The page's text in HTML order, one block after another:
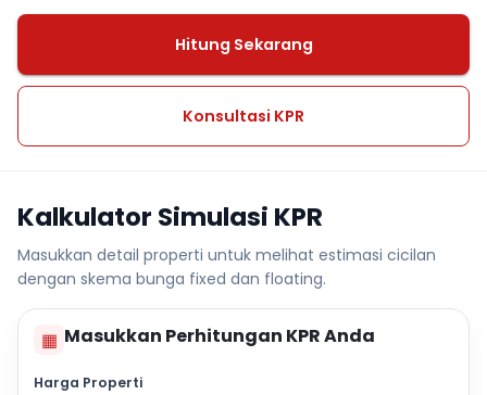
Hitung Sekarang
Konsultasi KPR
Kalkulator Simulasi KPR
Masukkan detail properti untuk melihat estimasi cicilan
dengan skema bunga fixed dan floating.
▦ Masukkan Perhitungan KPR Anda
Harga Properti